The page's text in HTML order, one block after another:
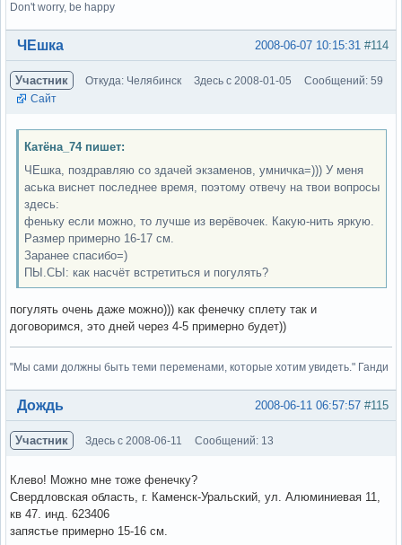
Don't worry, be happy
Вне форума #114
2008-06-07 10:15:31
ЧЕшка
Участник Откуда: Челябинск Здесь с 2008-01-05
Сообщений: 59
Сайт
Катёна_74 пишет:
ЧЕшка, поздравляю со здачей экзаменов, умничка=))) У меня
аська виснет последнее время, поэтому отвечу на твои вопросы
здесь:
феньку если можно, то лучше из верёвочек. Какую-нить яркую.
Размер примерно 16-17 см.
Заранее спасибо=)
ПЫ.СЫ: как насчёт встретиться и погулять?
погулять очень даже можно))) как фенечку сплету так и
договоримся, это дней через 4-5 примерно будет))
"Мы сами должны быть теми переменами, которые хотим увидеть." Ганди
Вне форума #115
2008-06-11 06:57:57
Дождь
Участник Здесь с 2008-06-11 Сообщений: 13
Клево! Можно мне тоже фенечку?
Свердловская область, г. Каменск-Уральский, ул. Алюминиевая 11,
кв 47. инд. 623406
запястье примерно 15-16 см.